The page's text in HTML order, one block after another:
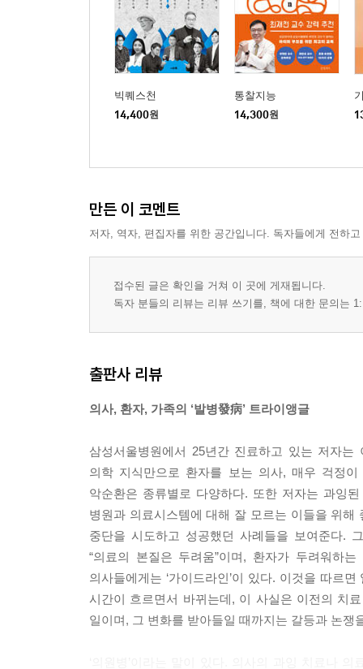
빅퀘스천
14,400원
통찰지능
14,300원
만든 이 코멘트
저자, 역자, 편집자를 위한 공간입니다. 독자들에게 전하
접수된 글은 확인을 거쳐 이 곳에 게재됩니다.
독자 분들의 리뷰는 리뷰 쓰기를, 책에 대한 문의는
출판사 리뷰
의사, 환자, 가족의 ‘발병發病’ 트라이앵글
삼성서울병원에서 25년간 진료하고 있는 저자
의학 지식만으로 환자를 보는 의사, 매우 걱정
악순환은 종류별로 다양하다. 또한 저자는 과잉
병원과 의료시스템에 대해 잘 모르는 이들을 위해
중단을 시도하고 성공했던 사례들을 보여준다.
“의료의 본질은 두려움”이며, 환자가 두려워하
의사들에게는 ‘가이드라인’이 있다. 이것을 따르
시간이 흐르면서 바뀌는데, 이 사실은 이전의 치
일이며, 그 변화를 받아들일 때까지는 갈등과 논쟁